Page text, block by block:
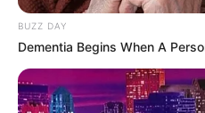
BUZZ DAY
Dementia Begins When A